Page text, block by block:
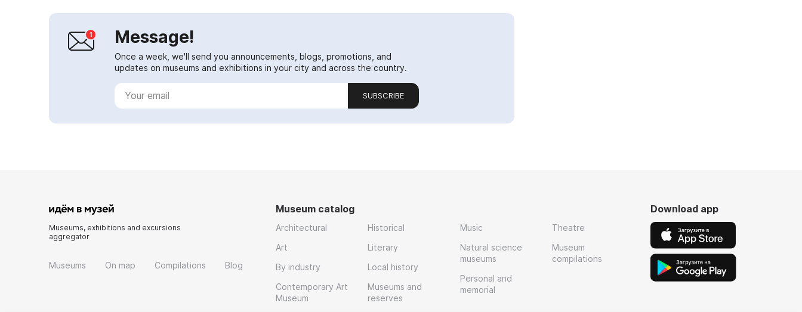
Message!
Once a week, we'll send you announcements, blogs, promotions, and
updates on museums and exhibitions in your city and across the country.
SUBSCRIBE
Museums, exhibitions and excursions
aggregator
Museums On map Compilations Blog
Museum catalog
Architectural
Art
By industry
Contemporary Art
Museum
Historical
Literary
Local history
Museums and
reserves
Music
Natural science
museums
Personal and
memorial
Theatre
Museum
compilations
Download app